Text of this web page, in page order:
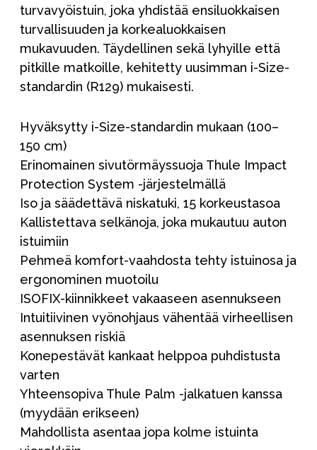
turvavyöistuin, joka yhdistää ensiluokkaisen
turvallisuuden ja korkealuokkaisen
mukavuuden. Täydellinen sekä lyhyille että
pitkille matkoille, kehitetty uusimman i-Size-
standardin (R129) mukaisesti.
Hyväksytty i-Size-standardin mukaan (100–
150 cm)
Erinomainen sivutörmäyssuoja Thule Impact
Protection System -järjestelmällä
Iso ja säädettävä niskatuki, 15 korkeustasoa
Kallistettava selkänoja, joka mukautuu auton
istuimiin
Pehmeä komfort-vaahdosta tehty istuinosa ja
ergonominen muotoilu
ISOFIX-kiinnikkeet vakaaseen asennukseen
Intuitiivinen vyönohjaus vähentää virheellisen
asennuksen riskiä
Konepestävät kankaat helppoa puhdistusta
varten
Yhteensopiva Thule Palm -jalkatuen kanssa
(myydään erikseen)
Mahdollista asentaa jopa kolme istuinta